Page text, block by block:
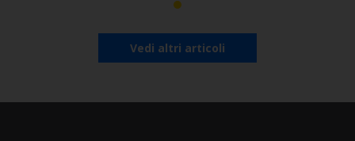
Vedi altri articoli